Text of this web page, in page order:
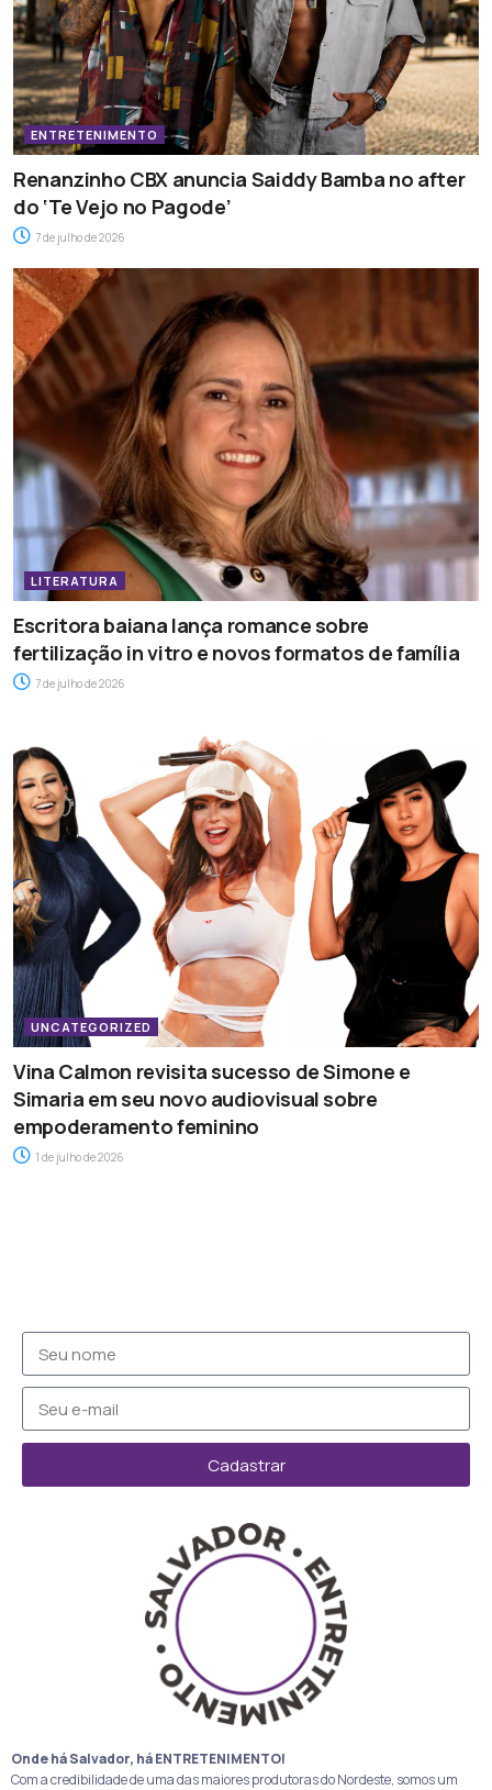
ENTRETENIMENTO
Renanzinho CBX anuncia Saiddy Bamba no after
do ‘Te Vejo no Pagode’
7 de julho de 2026
LITERATURA
Escritora baiana lança romance sobre
fertilização in vitro e novos formatos de família
7 de julho de 2026
UNCATEGORIZED
Vina Calmon revisita sucesso de Simone e
Simaria em seu novo audiovisual sobre
empoderamento feminino
1 de julho de 2026
Cadastrar
Onde há Salvador, há ENTRETENIMENTO!
Com a credibilidade de uma das maiores produtoras do Nordeste, somos um